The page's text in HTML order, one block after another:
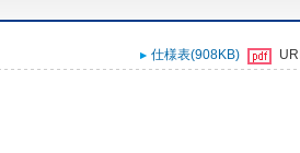
仕様表(908KB)